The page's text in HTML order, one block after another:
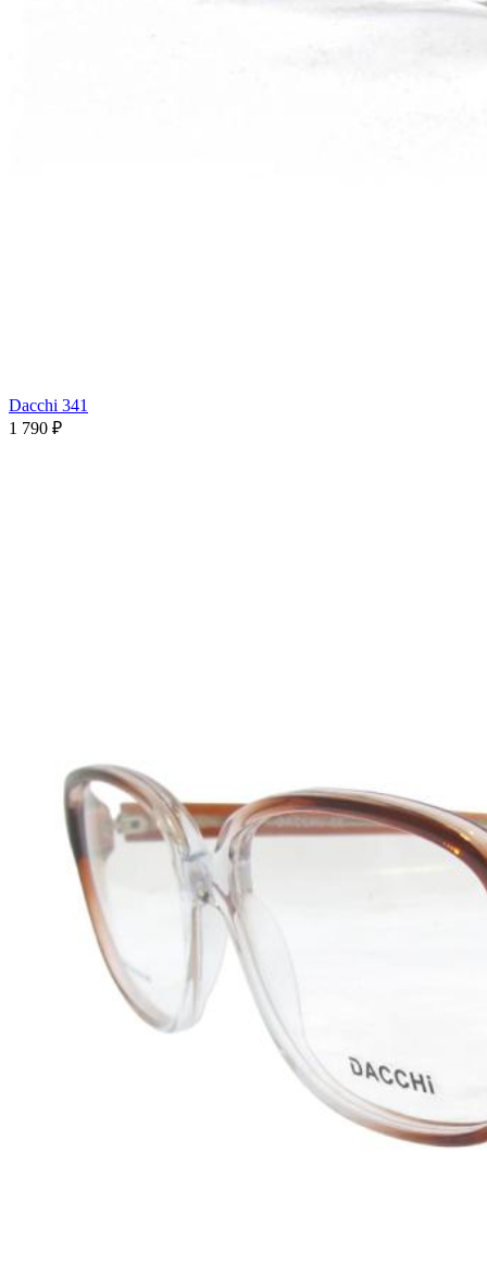
Dacchi 341
1 790 ₽